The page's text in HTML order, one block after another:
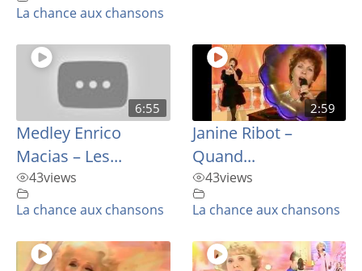
La chance aux chansons
6:55
Medley Enrico
Macias – Les...
43views
La chance aux chansons
2:59
Janine Ribot –
Quand...
43views
La chance aux chansons